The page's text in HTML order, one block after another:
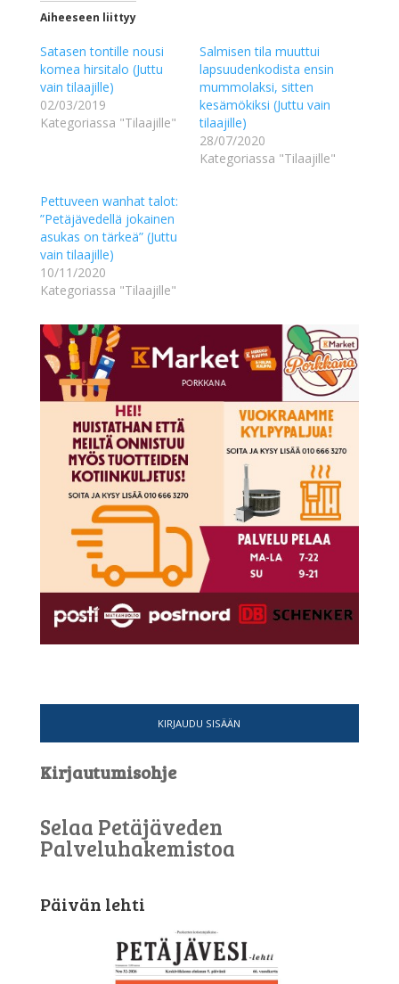
Aiheeseen liittyy
Satasen tontille nousi
komea hirsitalo (Juttu
vain tilaajille)
02/03/2019
Kategoriassa "Tilaajille"
Salmisen tila muuttui
lapsuudenkodista ensin
mummolaksi, sitten
kesämökiksi (Juttu vain
tilaajille)
28/07/2020
Kategoriassa "Tilaajille"
Pettuveen wanhat talot:
”Petäjävedellä jokainen
asukas on tärkeä” (Juttu
vain tilaajille)
10/11/2020
Kategoriassa "Tilaajille"
KIRJAUDU SISÄÄN
Kirjautumisohje
Selaa Petäjäveden
Palveluhakemistoa
Päivän lehti